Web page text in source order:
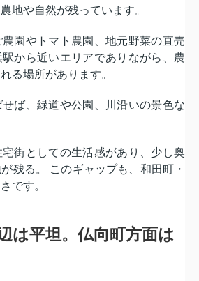
地や自然が残っています。
園やトマト農園、地元野菜の直売
から近いエリアでありながら、農
る場所があります。
ば、緑道や公園、川沿いの景色な
街としての生活感があり、少し奥
残る。 このギャップも、和田町・
です。
は平坦。仏向町方面は